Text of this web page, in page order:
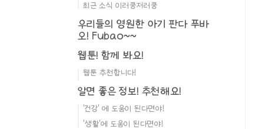
최근 소식 이러쿵저러쿵
우리들의 영원한 아기 판다 푸바
오! Fubao~~
웹툰! 함께 봐요!
웹툰 추천합니다!
알면 좋은 정보! 추천해요!
'건강' 에 도움이 된다면야!
'생활'에 도움이 된다면야!